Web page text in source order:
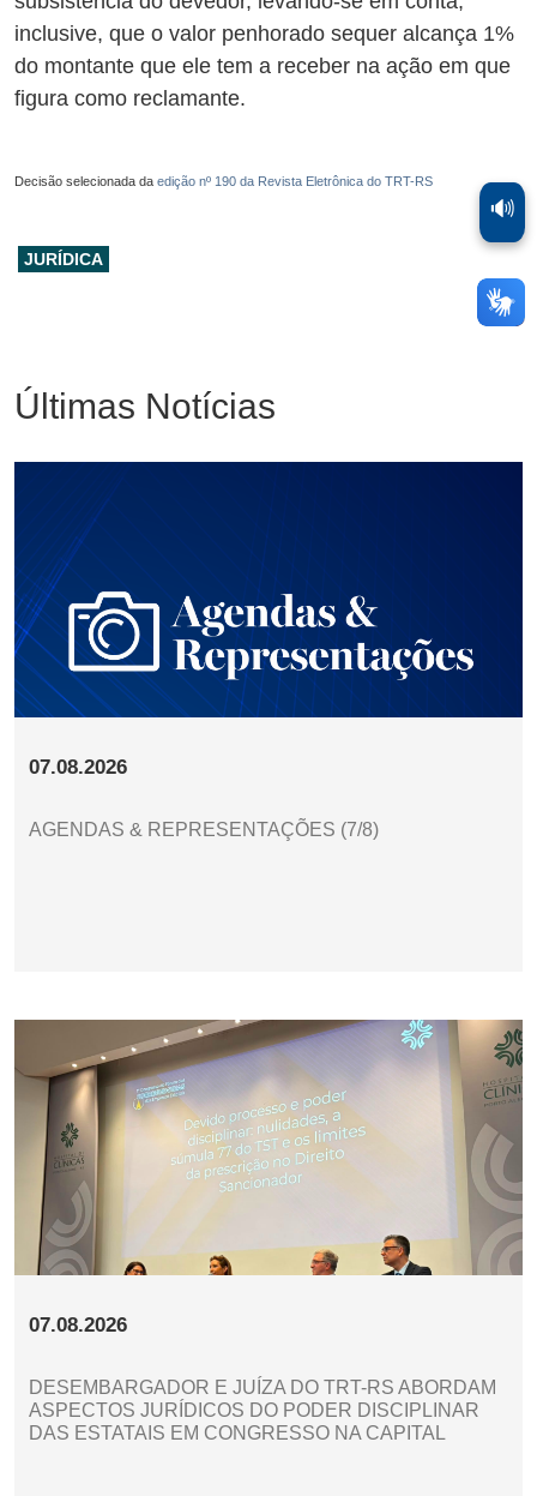
inclusive, que o valor penhorado sequer alcança 1%
do montante que ele tem a receber na ação em que
figura como reclamante.
Decisão selecionada da edição nº 190 da Revista Eletrônica do TRT-RS
JURÍDICA
Últimas Notícias
07.08.2026
AGENDAS & REPRESENTAÇÕES (7/8)
07.08.2026
DESEMBARGADOR E JUÍZA DO TRT-RS ABORDAM
ASPECTOS JURÍDICOS DO PODER DISCIPLINAR
DAS ESTATAIS EM CONGRESSO NA CAPITAL
🔊